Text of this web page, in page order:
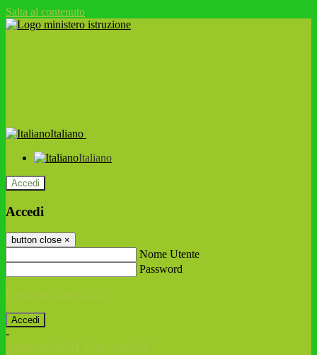
Salta al contenuto
Italiano
Italiano
Accedi
Accedi
button close ×
Nome Utente
Password
-